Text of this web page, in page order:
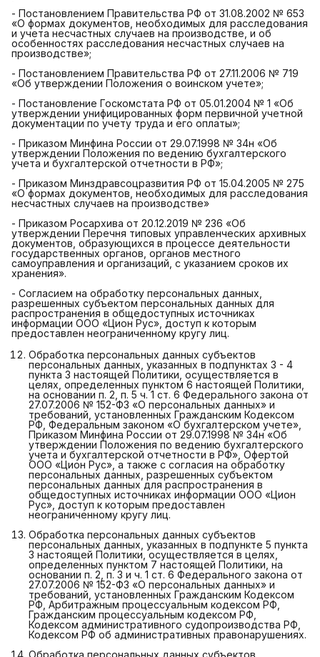
- Постановлением Правительства РФ от 31.08.2002 № 653
«О формах документов, необходимых для расследования
и учета несчастных случаев на производстве, и об
особенностях расследования несчастных случаев на
производстве»;
- Постановлением Правительства РФ от 27.11.2006 № 719
«Об утверждении Положения о воинском учете»;
- Постановление Госкомстата РФ от 05.01.2004 № 1 «Об
утверждении унифицированных форм первичной учетной
документации по учету труда и его оплаты»;
- Приказом Минфина России от 29.07.1998 № 34н «Об
утверждении Положения по ведению бухгалтерского
учета и бухгалтерской отчетности в РФ»;
- Приказом Минздравсоцразвития РФ от 15.04.2005 № 275
«О формах документов, необходимых для расследования
несчастных случаев на производстве»
- Приказом Росархива от 20.12.2019 № 236 «Об
утверждении Перечня типовых управленческих архивных
документов, образующихся в процессе деятельности
государственных органов, органов местного
самоуправления и организаций, с указанием сроков их
хранения».
- Согласием на обработку персональных данных,
разрешенных субъектом персональных данных для
распространения в общедоступных источниках
информации ООО «Цион Рус», доступ к которым
предоставлен неограниченному кругу лиц.
Обработка персональных данных субъектов
персональных данных, указанных в подпунктах 3 - 4
пункта 3 настоящей Политики, осуществляется в
целях, определенных пунктом 6 настоящей Политики,
на основании п. 2, п. 5 ч. 1 ст. 6 Федерального закона от
27.07.2006 № 152-ФЗ «О персональных данных» и
требований, установленных Гражданским Кодексом
РФ, Федеральным законом «О бухгалтерском учете»,
Приказом Минфина России от 29.07.1998 № 34н «Об
утверждении Положения по ведению бухгалтерского
учета и бухгалтерской отчетности в РФ», Офертой
ООО «Цион Рус», а также с согласия на обработку
персональных данных, разрешенных субъектом
персональных данных для распространения в
общедоступных источниках информации ООО «Цион
Рус», доступ к которым предоставлен
неограниченному кругу лиц.
Обработка персональных данных субъектов
персональных данных, указанных в подпункте 5 пункта
3 настоящей Политики, осуществляется в целях,
определенных пунктом 7 настоящей Политики, на
основании п. 2, п. 3 и ч. 1 ст. 6 Федерального закона от
27.07.2006 № 152-ФЗ «О персональных данных» и
требований, установленных Гражданским Кодексом
РФ, Арбитражным процессуальным кодексом РФ,
Гражданским процессуальным кодексом РФ,
Кодексом административного судопроизводства РФ,
Кодексом РФ об административных правонарушениях.
Обработка персональных данных субъектов